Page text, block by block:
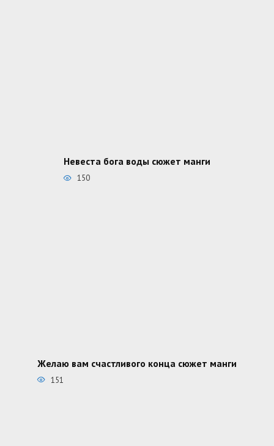
Невеста бога воды сюжет манги
150
Желаю вам счастливого конца сюжет манги
151